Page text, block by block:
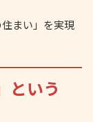
まい」を実現
という